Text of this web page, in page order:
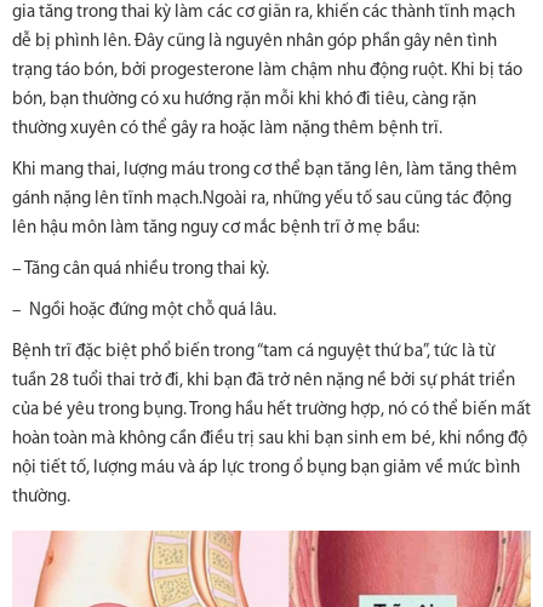
gia tăng trong thai kỳ làm các cơ giãn ra, khiến các thành tĩnh mạch
dễ bị phình lên. Đây cũng là nguyên nhân góp phần gây nên tình
trạng táo bón, bởi progesterone làm chậm nhu động ruột. Khi bị táo
bón, bạn thường có xu hướng rặn mỗi khi khó đi tiêu, càng rặn
thường xuyên có thể gây ra hoặc làm nặng thêm bệnh trĩ.
Khi mang thai, lượng máu trong cơ thể bạn tăng lên, làm tăng thêm
gánh nặng lên tĩnh mạch.Ngoài ra, những yếu tố sau cũng tác động
lên hậu môn làm tăng nguy cơ mắc bệnh trĩ ở mẹ bầu:
– Tăng cân quá nhiều trong thai kỳ.
– Ngồi hoặc đứng một chỗ quá lâu.
Bệnh trĩ đặc biệt phổ biến trong “tam cá nguyệt thứ ba”, tức là từ
tuần 28 tuổi thai trở đi, khi bạn đã trở nên nặng nề bởi sự phát triển
của bé yêu trong bụng. Trong hầu hết trường hợp, nó có thể biến mất
hoàn toàn mà không cần điều trị sau khi bạn sinh em bé, khi nồng độ
nội tiết tố, lượng máu và áp lực trong ổ bụng bạn giảm về mức bình
thường.